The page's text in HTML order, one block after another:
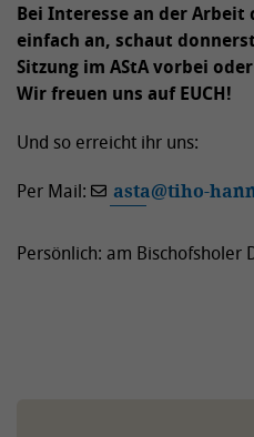
Bei Interesse an der Arbeit
einfach an, schaut
Sitzung im AStA vorbei
Wir freuen uns auf EUCH!
Und so erreicht ihr uns:
Per Mail:
asta@tiho-
Persönlich: am Bischofsholer